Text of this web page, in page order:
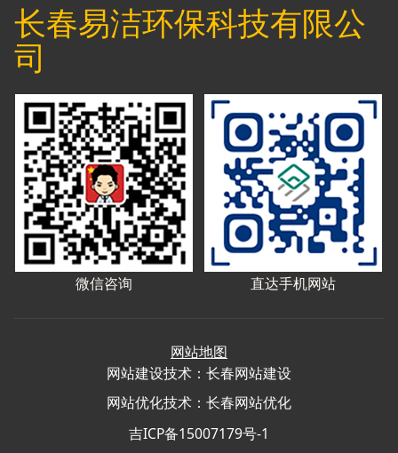
长春易洁环保科技有限公
司
微信咨询 直达手机网站
网站地图
网站建设技术： 长春网站建设
网站优化技术： 长春网站优化
吉ICP备15007179号-1